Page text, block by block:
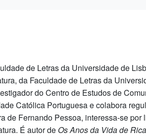
de Letras da Universidade de
da Faculdade de Letras da
do Centro de Estudos de
Católica Portuguesa e colabora
de Fernando Pessoa, interessa-se
É autor de Os Anos da Vida de